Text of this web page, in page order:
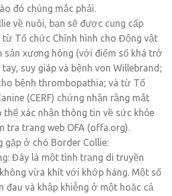
đó chúng mắc phải.
về nuôi, bạn sẽ được cung cấp
từ Tổ chức Chỉnh hình cho Động vật
sản xương hông (với điểm số khá trở
tay, suy giáp và bệnh von Willebrand;
bệnh thrombopathia; và từ Tổ
(CERF) chứng nhận rằng mắt
thể xác nhận thông tin về sức khỏe
tra trang web OFA (offa.org).
gặp ở chó Border Collie:
Đây là một tình trạng di truyền
vừa khít với khớp háng. Một số
đau và khập khiễng ở một hoặc cả